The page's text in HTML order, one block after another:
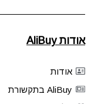
אודות AliBuy
אודות
AliBuy בתקשורת